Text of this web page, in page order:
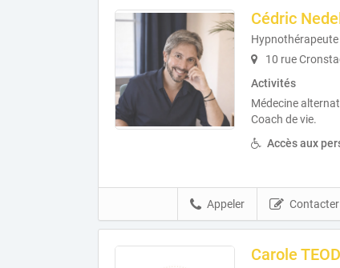
Cédric
Hypnothérapeute
10 rue
Activités
Médecine
Coach de vie.
Accès aux
Contacter
Appeler
Carole